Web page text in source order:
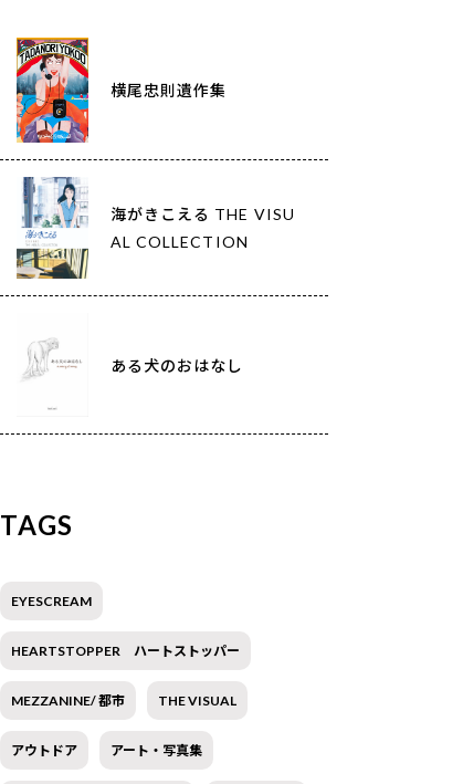
横尾忠則遺作集
海がきこえる THE VISU
AL COLLECTION
ある犬のおはなし
TAGS
EYESCREAM
HEARTSTOPPER ハートストッパー
MEZZANINE/ 都市 THE VISUAL
アウトドア アート・写真集